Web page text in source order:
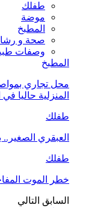
طفلك
موضة
المطبخ
صحة و
وصفات
المطبخ
محل تجاري
المنزلية حاليا
طفلك
العبقري الصغير.. يتحدث 7 لغات
طفلك
خطر الموت
السابق التالي